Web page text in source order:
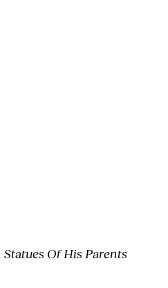
Of His Parents